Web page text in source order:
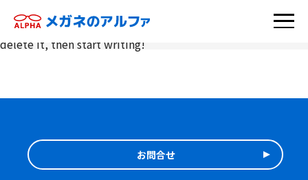
Welcome to WordPress. This is your first post. Edit or
delete it, then start writing!
お問合せ